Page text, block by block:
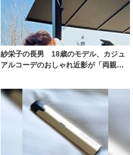
紗栄子の長男 18歳のモデル、カジュ
アルコーデのおしゃれ近影が「両親の